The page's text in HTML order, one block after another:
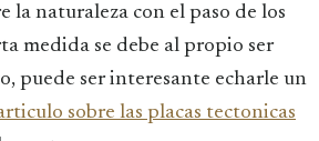
la naturaleza con el paso de los
medida se debe al propio ser
puede ser interesante echarle un
sobre las placas tectonicas